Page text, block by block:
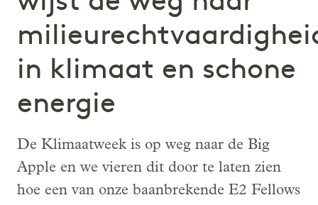
in klimaat en schone
energie
De Klimaatweek is op weg naar de Big
Apple en we vieren dit door te laten zien
hoe een van onze baanbrekende E2 Fellows